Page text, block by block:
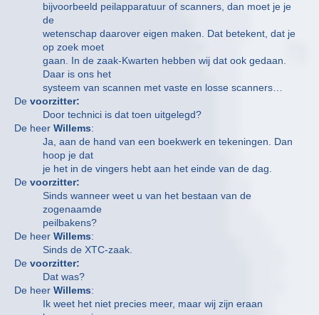
bijvoorbeeld peilapparatuur of scanners, dan moet je je
de
wetenschap daarover eigen maken. Dat betekent, dat je
op zoek moet
gaan. In de zaak-Kwarten hebben wij dat ook gedaan.
Daar is ons het
systeem van scannen met vaste en losse scanners…
De voorzitter:
Door technici is dat toen uitgelegd?
De heer Willems:
Ja, aan de hand van een boekwerk en tekeningen. Dan
hoop je dat
je het in de vingers hebt aan het einde van de dag.
De voorzitter:
Sinds wanneer weet u van het bestaan van de
zogenaamde
peilbakens?
De heer Willems:
Sinds de XTC-zaak.
De voorzitter:
Dat was?
De heer Willems:
Ik weet het niet precies meer, maar wij zijn eraan